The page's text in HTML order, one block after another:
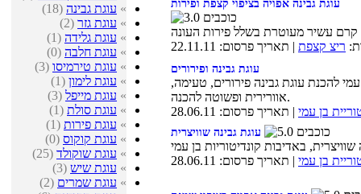
» עוגת גבינה (18)
» עוגת גזר (2)
» עוגת גלידה (1)
» עוגת חלבה (0)
» עוגת טירמיסו (3)
» עוגת לימון (1)
» עוגת מייפל (3)
» עוגת סולת (1)
» עוגת פירות (1)
» עוגת קוקוס (0)
» עוגת שוקולד (25)
» עוגת שיש (3)
» עוגת שמרים (2)
עוגת גבינה אפויה בציפוי קצפת ופירות
ריצ קצפת | תאריך פרסום: 22.11.11
עוגת גבינה ופירורים
להכנת עוגת גבינה פירורים, טעימה,
אוורירית ופשוטה להכנה.
בן עמי | תאריך פרסום: 28.06.11
עוגת גבינה שוויצרית
בן עמי | תאריך פרסום: 28.06.11